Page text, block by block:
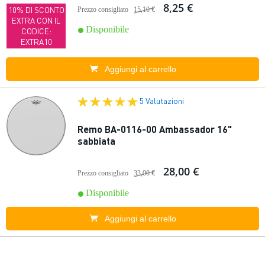
10% DI SCONTO
EXTRA CON IL
CODICE:
EXTRA10
Prezzo consigliato 15,10 € 8,25 €
Disponibile
Aggiungi al carrello
5 Valutazioni
Remo BA-0116-00 Ambassador 16"
sabbiata
Prezzo consigliato 33,00 € 28,00 €
Disponibile
Aggiungi al carrello